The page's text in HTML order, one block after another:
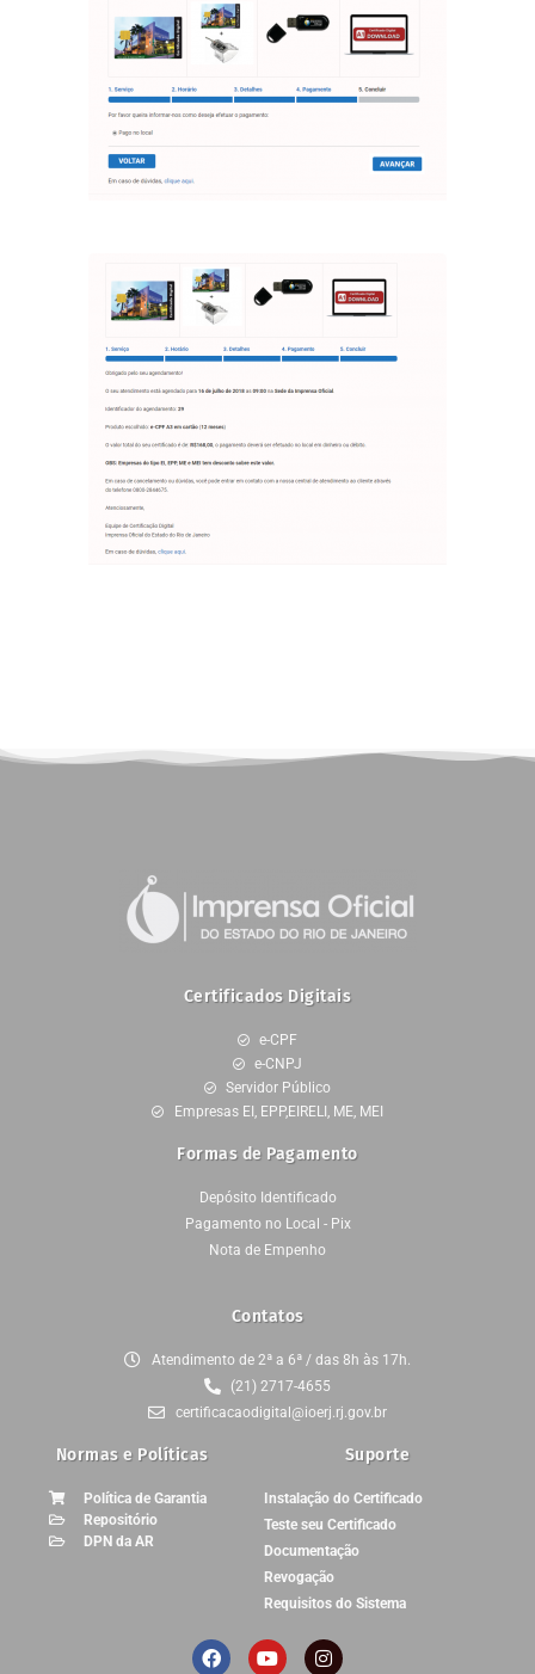
Certificados Digitais
e-CPF
e-CNPJ
Servidor Público
Empresas EI, EPP,EIRELI, ME, MEI
Formas de Pagamento
Depósito Identificado
Pagamento no Local - Pix
Nota de Empenho
Contatos
Atendimento de 2ª a 6ª / das 8h às 17h.
(21) 2717-4655
certificacaodigital@ioerj.rj.gov.br
Normas e Políticas
Política de Garantia
Repositório
DPN da AR
Suporte
Instalação do Certificado
Teste seu Certificado
Documentação
Revogação
Requisitos do Sistema